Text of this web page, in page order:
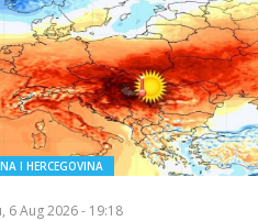
I HERCEGOVINA
6 Aug 2026 - 19:18